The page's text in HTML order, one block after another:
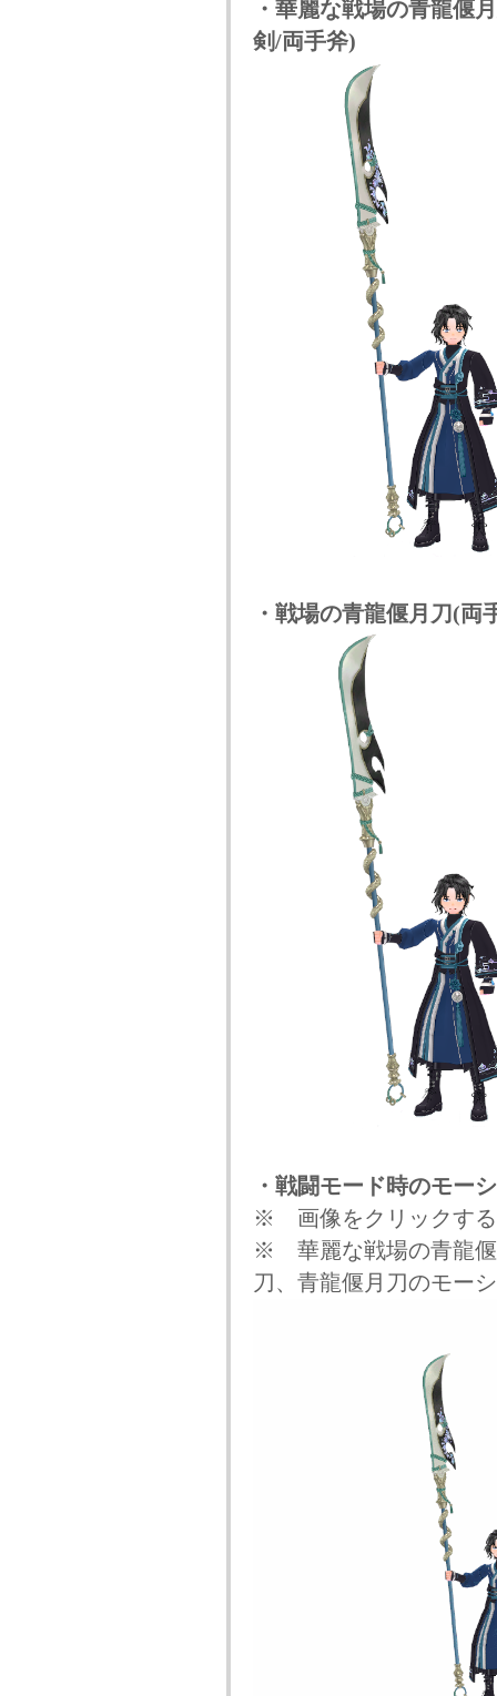
・華麗な戦場の青龍偃
剣/両手斧)
・戦場の青龍偃月刀(
・戦闘モード時のモー
※ 画像をクリックする
※ 華麗な戦場の青龍偃
刀、青龍偃月刀のモー